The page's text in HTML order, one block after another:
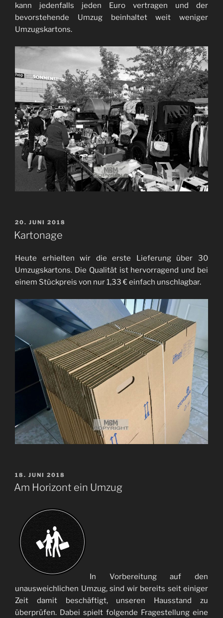
kann jedenfalls jeden Euro vertragen und der
bevorstehende Umzug beinhaltet weit weniger
Umzugskartons.
VERÖFFENTLICHT
AM
20. JUNI 2018
Kartonage
Heute erhielten wir die erste Lieferung über 30
Umzugskartons. Die Qualität ist hervorragend und bei
einem Stückpreis von nur 1,33 € einfach unschlagbar.
VERÖFFENTLICHT
AM
18. JUNI 2018
Am Horizont ein Umzug
In Vorbereitung auf den
unausweichlichen Umzug, sind wir bereits seit einiger
Zeit damit beschäftigt, unseren Hausstand zu
überprüfen. Dabei spielt folgende Fragestellung eine